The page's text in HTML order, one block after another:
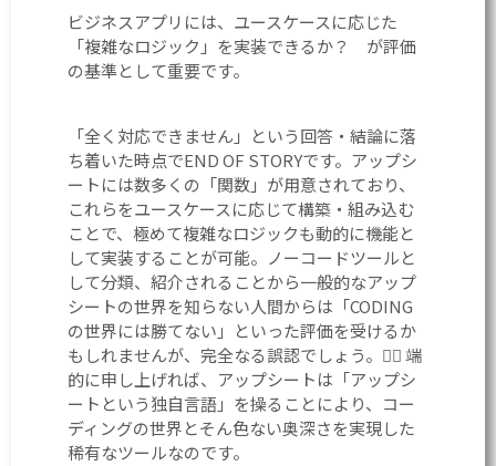
ビジネスアプリには、ユースケースに応じた
「複雑なロジック」を実装できるか？ が評価
の基準として重要です。
「全く対応できません」という回答・結論に落
ち着いた時点でEND OF STORYです。アップシ
ートには数多くの「関数」が用意されており、
これらをユースケースに応じて構築・組み込む
ことで、極めて複雑なロジックも動的に機能と
して実装することが可能。ノーコードツールと
して分類、紹介されることから一般的なアップ
シートの世界を知らない人間からは「CODING
の世界には勝てない」といった評価を受けるか
もしれませんが、完全なる誤認でしょう。🙅‍♂️ 端
的に申し上げれば、アップシートは「アップシ
ートという独自言語」を操ることにより、コー
ディングの世界とそん色ない奥深さを実現した
稀有なツールなのです。